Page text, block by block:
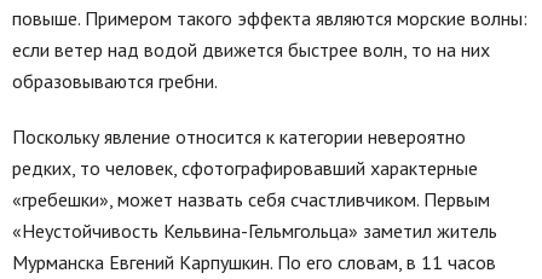
повыше. Примером такого эффекта являются морские волны:
если ветер над водой движется быстрее волн, то на них
образовываются гребни.
Поскольку явление относится к категории невероятно
редких, то человек, сфотографировавший характерные
«гребешки», может назвать себя счастливчиком. Первым
«Неустойчивость Кельвина-Гельмгольца» заметил житель
Мурманска Евгений Карпушкин. По его словам, в 11 часов